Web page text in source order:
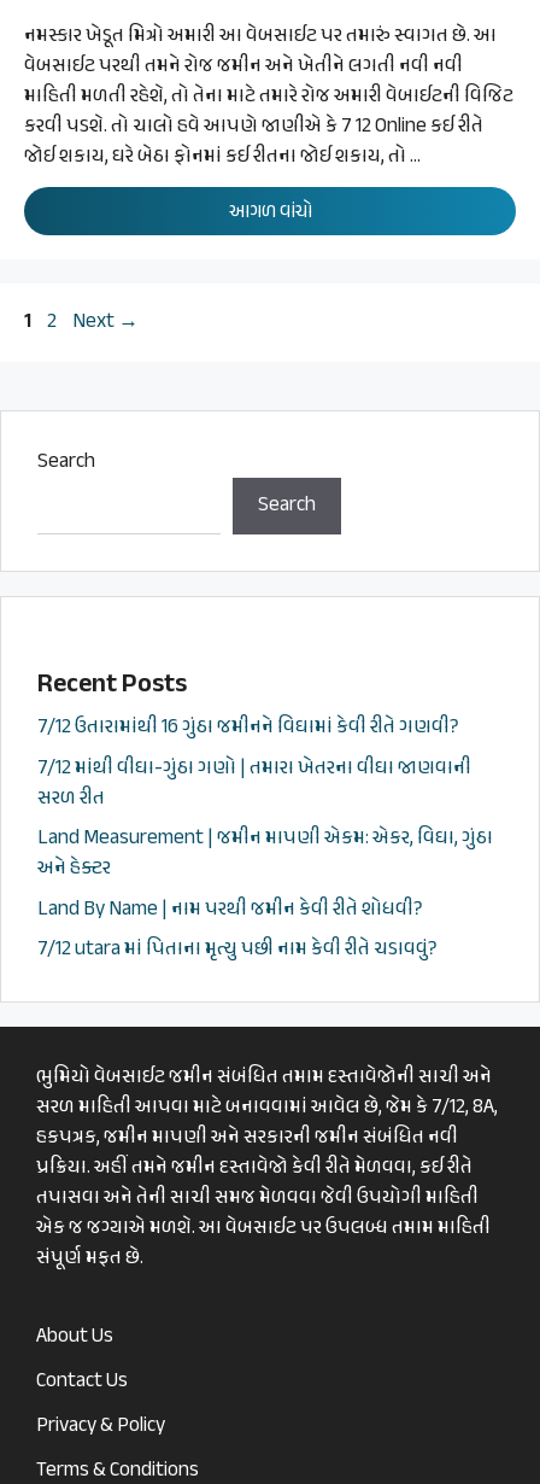
નમસ્કાર ખેડૂત મિત્રો અમારી આ વેબસાઈટ પર તમારું સ્વાગત છે. આ
વેબસાઈટ પરથી તમને રોજ જમીન અને ખેતીને લગતી નવી નવી
માહિતી મળતી રહેશે, તો તેના માટે તમારે રોજ અમારી વેબાઈટની વિજિટ
કરવી પડશે. તો ચાલો હવે આપણે જાણીએ કે 7 12 Online કઈ રીતે
જોઈ શકાય, ઘરે બેઠા ફોનમાં કઈ રીતના જોઈ શકાય, તો …
આગળ વાંચો
Page
1 Page
2 Next →
Search
Search
Recent Posts
7/12 ઉતારામાંથી 16 ગુંઠા જમીનને વિઘામાં કેવી રીતે ગણવી?
7/12 માંથી વીઘા-ગુંઠા ગણો | તમારા ખેતરના વીઘા જાણવાની
સરળ રીત
Land Measurement | જમીન માપણી એકમ: એકર, વિઘા, ગુંઠા
અને હેક્ટર
Land By Name | નામ પરથી જમીન કેવી રીતે શોધવી?
7/12 utara માં પિતાના મૃત્યુ પછી નામ કેવી રીતે ચડાવવું?
ભુમિયો વેબસાઈટ જમીન સંબંધિત તમામ દસ્તાવેજોની સાચી અને
સરળ માહિતી આપવા માટે બનાવવામાં આવેલ છે, જેમ કે 7/12, 8A,
હકપત્રક, જમીન માપણી અને સરકારની જમીન સંબંધિત નવી
પ્રક્રિયા. અહીં તમને જમીન દસ્તાવેજો કેવી રીતે મેળવવા, કઈ રીતે
તપાસવા અને તેની સાચી સમજ મેળવવા જેવી ઉપયોગી માહિતી
એક જ જગ્યાએ મળશે. આ વેબસાઈટ પર ઉપલબ્ધ તમામ માહિતી
સંપૂર્ણ મફત છે.
About Us
Contact Us
Privacy & Policy
Terms & Conditions